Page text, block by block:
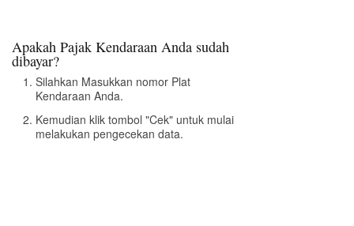
Apakah Pajak Kendaraan Anda sudah
dibayar?
Silahkan Masukkan nomor Plat
Kendaraan Anda.
Kemudian klik tombol "Cek" untuk mulai
melakukan pengecekan data.